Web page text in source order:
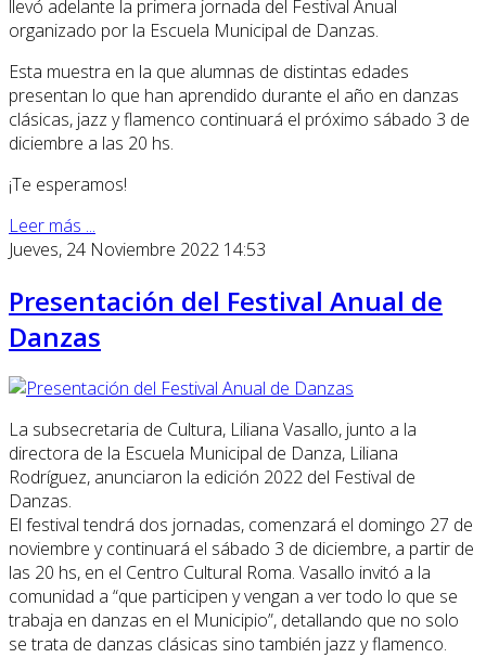
llevó adelante la primera jornada del Festival Anual
organizado por la Escuela Municipal de Danzas.
Esta muestra en la que alumnas de distintas edades
presentan lo que han aprendido durante el año en danzas
clásicas, jazz y flamenco continuará el próximo sábado 3 de
diciembre a las 20 hs.
¡Te esperamos!
Leer más ...
Jueves, 24 Noviembre 2022 14:53
Presentación del Festival Anual de
Danzas
La subsecretaria de Cultura, Liliana Vasallo, junto a la
directora de la Escuela Municipal de Danza, Liliana
Rodríguez, anunciaron la edición 2022 del Festival de
Danzas.
El festival tendrá dos jornadas, comenzará el domingo 27 de
noviembre y continuará el sábado 3 de diciembre, a partir de
las 20 hs, en el Centro Cultural Roma. Vasallo invitó a la
comunidad a “que participen y vengan a ver todo lo que se
trabaja en danzas en el Municipio”, detallando que no solo
se trata de danzas clásicas sino también jazz y flamenco.